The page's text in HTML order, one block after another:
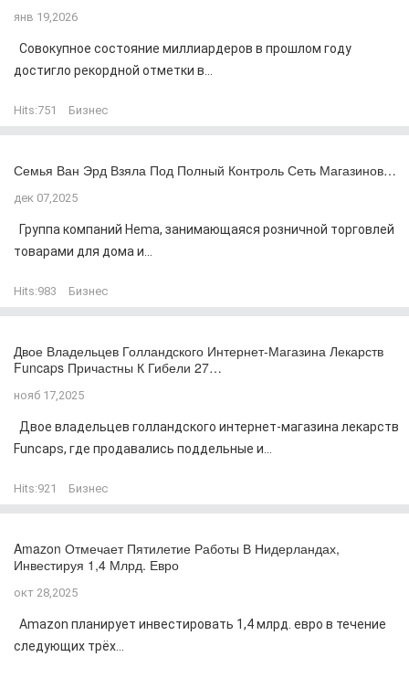
янв 19,2026
Совокупное состояние миллиардеров в прошлом году
достигло рекордной отметки в...
Hits:751 Бизнес
Семья Ван Эрд Взяла Под Полный Контроль Сеть Магазинов…
дек 07,2025
Группа компаний Hema, занимающаяся розничной торговлей
товарами для дома и...
Hits:983 Бизнес
Двое Владельцев Голландского Интернет-Магазина Лекарств
Funcaps Причастны К Гибели 27…
нояб 17,2025
Двое владельцев голландского интернет-магазина лекарств
Funcaps, где продавались поддельные и...
Hits:921 Бизнес
Amazon Отмечает Пятилетие Работы В Нидерландах,
Инвестируя 1,4 Млрд. Евро
окт 28,2025
Amazon планирует инвестировать 1,4 млрд. евро в течение
следующих трёх...